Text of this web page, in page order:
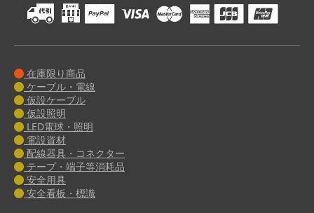
在庫限り商品
ケーブル・電線
仮設ケーブル
仮設照明
LED電球・照明
電設資材
配線器具・コネクター
テープ・端子等消耗品
安全用具
安全看板・標識